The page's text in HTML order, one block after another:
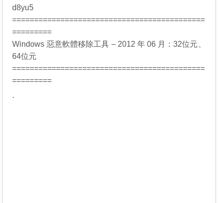
d8yu5
============================================
=========
Windows 惡意軟體移除工具 – 2012 年 06 月：32位元、
64位元
============================================
=========
.